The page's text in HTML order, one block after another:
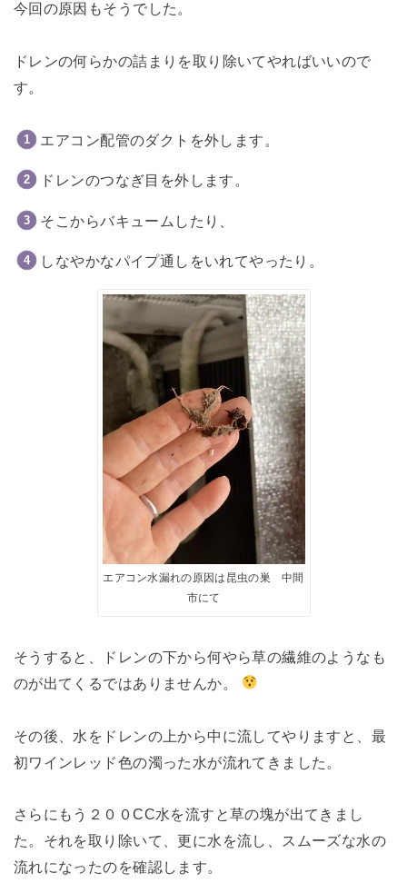
今回の原因もそうでした。
ドレンの何らかの詰まりを取り除いてやればいいので
す。
エアコン配管のダクトを外します。
ドレンのつなぎ目を外します。
そこからバキュームしたり、
しなやかなパイプ通しをいれてやったり。
エアコン水漏れの原因は昆虫の巣 中間
市にて
そうすると、ドレンの下から何やら草の繊維のようなも
のが出てくるではありませんか。
その後、水をドレンの上から中に流してやりますと、最
初ワインレッド色の濁った水が流れてきました。
さらにもう２００CC水を流すと草の塊が出てきまし
た。それを取り除いて、更に水を流し、スムーズな水の
流れになったのを確認します。